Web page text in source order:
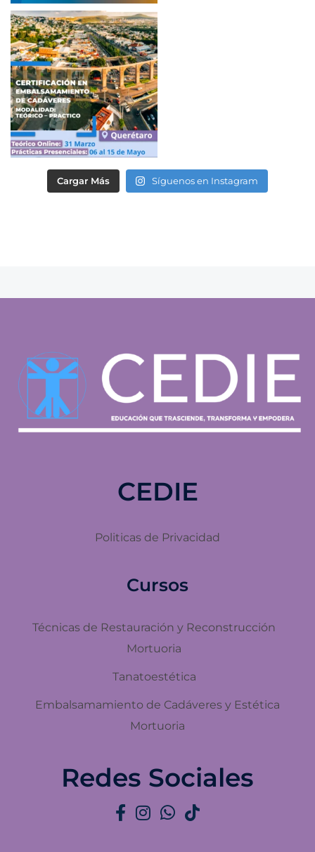
Cargar Más Síguenos en Instagram
CEDIE
Politicas de Privacidad
Cursos
Técnicas de Restauración y Reconstrucción
Mortuoria
Tanatoestética
Embalsamamiento de Cadáveres y Estética
Mortuoria
Redes Sociales